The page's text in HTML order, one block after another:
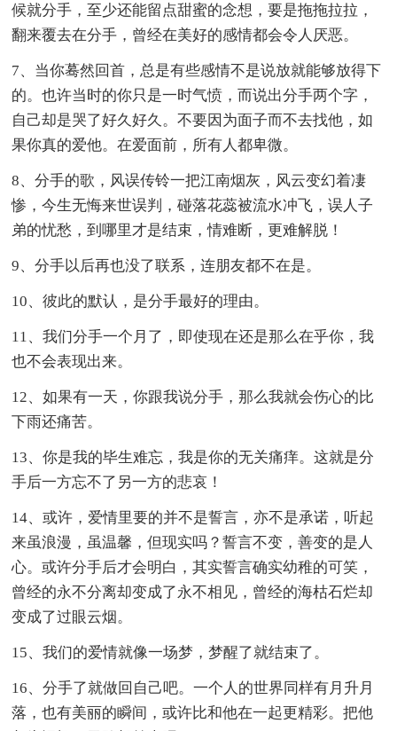
候就分手，至少还能留点甜蜜的念想，要是拖拖拉拉，
翻来覆去在分手，曾经在美好的感情都会令人厌恶。
7、当你蓦然回首，总是有些感情不是说放就能够放得下
的。也许当时的你只是一时气愤，而说出分手两个字，
自己却是哭了好久好久。不要因为面子而不去找他，如
果你真的爱他。在爱面前，所有人都卑微。
8、分手的歌，风误传铃一把江南烟灰，风云变幻着凄
惨，今生无悔来世误判，碰落花蕊被流水冲飞，误人子
弟的忧愁，到哪里才是结束，情难断，更难解脱！
9、分手以后再也没了联系，连朋友都不在是。
10、彼此的默认，是分手最好的理由。
11、我们分手一个月了，即使现在还是那么在乎你，我
也不会表现出来。
12、如果有一天，你跟我说分手，那么我就会伤心的比
下雨还痛苦。
13、你是我的毕生难忘，我是你的无关痛痒。这就是分
手后一方忘不了另一方的悲哀！
14、或许，爱情里要的并不是誓言，亦不是承诺，听起
来虽浪漫，虽温馨，但现实吗？誓言不变，善变的是人
心。或许分手后才会明白，其实誓言确实幼稚的可笑，
曾经的永不分离却变成了永不相见，曾经的海枯石烂却
变成了过眼云烟。
15、我们的爱情就像一场梦，梦醒了就结束了。
16、分手了就做回自己吧。一个人的世界同样有月升月
落，也有美丽的瞬间，或许比和他在一起更精彩。把他